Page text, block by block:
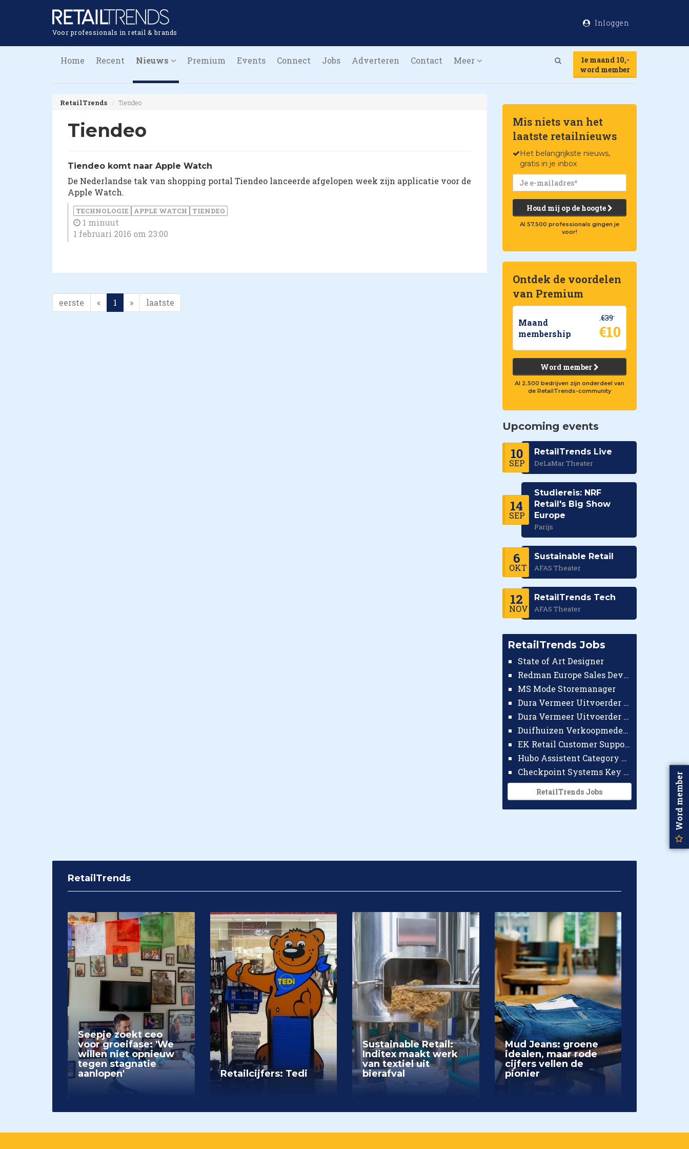
Voor professionals in retail & brands
Inloggen
Home Recent Nieuws Premium Events Connect Jobs Adverteren Contact Meer
1e maand 10,-
word member
RetailTrends Tiendeo
Tiendeo
Tiendeo komt naar Apple Watch
De Nederlandse tak van shopping portal Tiendeo lanceerde afgelopen week zijn applicatie voor de
Apple Watch.
TECHNOLOGIE APPLE WATCH TIENDEO
1 minuut
1 februari 2016 om 23:00
eerste « 1 » laatste
Mis niets van het
laatste retailnieuws
Het belangrijkste nieuws,
gratis in je inbox
Houd mij op de hoogte
Al 57.500 professionals gingen je
voor!
Ontdek de voordelen
van Premium
Maand
membership
€39
€10
Word member
Al 2.500 bedrijven zijn onderdeel van
de RetailTrends-community
Upcoming events
10
SEP
RetailTrends Live
DeLaMar Theater
14
SEP
Studiereis: NRF
Retail's Big Show
Europe
Parijs
6
OKT
Sustainable Retail
AFAS Theater
12
NOV
RetailTrends Tech
AFAS Theater
RetailTrends Jobs
State of Art Designer
Redman Europe Sales Developer (Europe)
MS Mode Storemanager
Dura Vermeer Uitvoerder GWW Amsterdam
Dura Vermeer Uitvoerder Civiel Nijmegen
Duifhuizen Verkoopmedewerker Ridderkerk
EK Retail Customer Support Omnichannel
Hubo Assistent Category Manager
Checkpoint Systems Key Accountmanager Benelux
RetailTrends Jobs
RetailTrends
Seepje zoekt ceo
voor groeifase: 'We
willen niet opnieuw
tegen stagnatie
aanlopen'
Retailcijfers: Tedi
Sustainable Retail:
Inditex maakt werk
van textiel uit
bierafval
Mud Jeans: groene
idealen, maar rode
cijfers vellen de
pionier
Word member